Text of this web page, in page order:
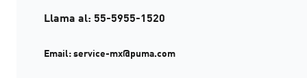
Llama al: 55-5955-1520
Email: service-mx@puma.com